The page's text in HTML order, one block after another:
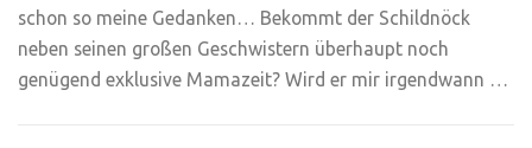
schon so meine Gedanken… Bekommt der Schildnöck
neben seinen großen Geschwistern überhaupt noch
genügend exklusive Mamazeit? Wird er mir irgendwann …